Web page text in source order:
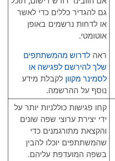
גם להגדיר כללים כדי לאשר
או לדחות נרשמים באופן
אוטומטי.
ראה לדרוש מהמשתתפים
שלך להירשם לפגישה או
לסמינר מקוון לקבלת מידע
נוסף על ההרשמה.
קחו פגישות כוללניות יותר על
ידי יצירת ערוצי שפה שונים
והקצאת מתורגמנים כדי
שהמשתתפים יוכלו להבין
בשפה המועדפת עליהם.